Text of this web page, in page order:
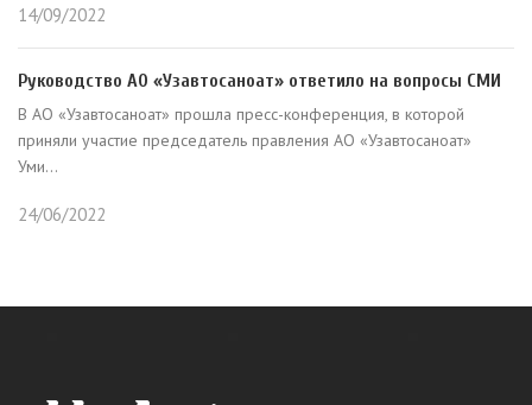
14/09/2022
Руководство АО «Узавтосаноат» ответило на вопросы СМИ
В АО «Узавтосаноат» прошла пресс-конференция, в которой
приняли участие председатель правления АО «Узавтосаноат»
Уми...
24/06/2022